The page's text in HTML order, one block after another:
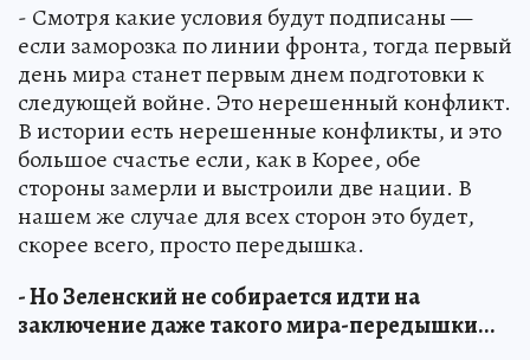
- Смотря какие условия будут подписаны —
если заморозка по линии фронта, тогда первый
день мира станет первым днем подготовки к
следующей войне. Это нерешенный конфликт.
В истории есть нерешенные конфликты, и это
большое счастье если, как в Корее, обе
стороны замерли и выстроили две нации. В
нашем же случае для всех сторон это будет,
скорее всего, просто передышка.
- Но Зеленский не собирается идти на
заключение даже такого мира-передышки...